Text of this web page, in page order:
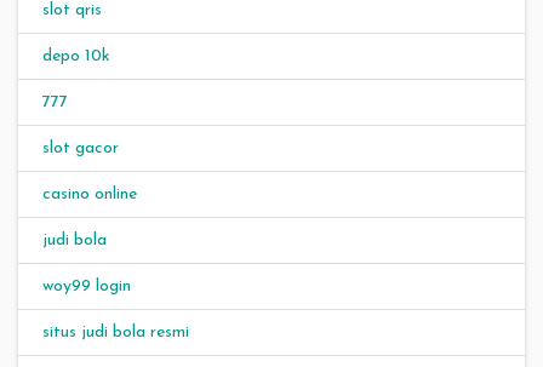
slot qris
depo 10k
777
slot gacor
casino online
judi bola
woy99 login
situs judi bola resmi